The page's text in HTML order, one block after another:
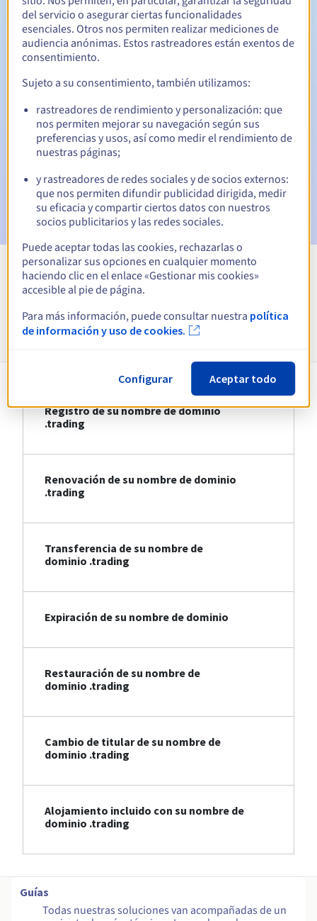
Período de redención 30 días
Notificaciones automáticas:
Emails de aviso:60, 30, 15, 7 y 3 días antes de la fecha de
vencimiento
Email el día del vencimiento
del nombre de dominio
Email tras el Redemption Grace Periodpara notificar la
eliminación del nombre de dominio
Ver todas las extensiones
Información sobre .trading
Registro de su nombre de dominio
.trading
Renovación de su nombre de dominio
.trading
Transferencia de su nombre de
dominio .trading
Expiración de su nombre de dominio
Restauración de su nombre de
dominio .trading
Cambio de titular de su nombre de
dominio .trading
Alojamiento incluido con su nombre de
dominio .trading
Guías
Todas nuestras soluciones van acompañadas de un
del servicio o asegurar ciertas funcionalidades
esenciales. Otros nos permiten realizar mediciones de
audiencia anónimas. Estos rastreadores están exentos de
consentimiento.
Sujeto a su consentimiento, también utilizamos:
rastreadores de rendimiento y personalización: que
nos permiten mejorar su navegación según sus
preferencias y usos, así como medir el rendimiento de
nuestras páginas;
y rastreadores de redes sociales y de socios externos:
que nos permiten difundir publicidad dirigida, medir
su eficacia y compartir ciertos datos con nuestros
socios publicitarios y las redes sociales.
Puede aceptar todas las cookies, rechazarlas o
personalizar sus opciones en cualquier momento
haciendo clic en el enlace «Gestionar mis cookies»
accesible al pie de página.
Para más información, puede consultar nuestra política
de información y uso de cookies.
Configurar Aceptar todo